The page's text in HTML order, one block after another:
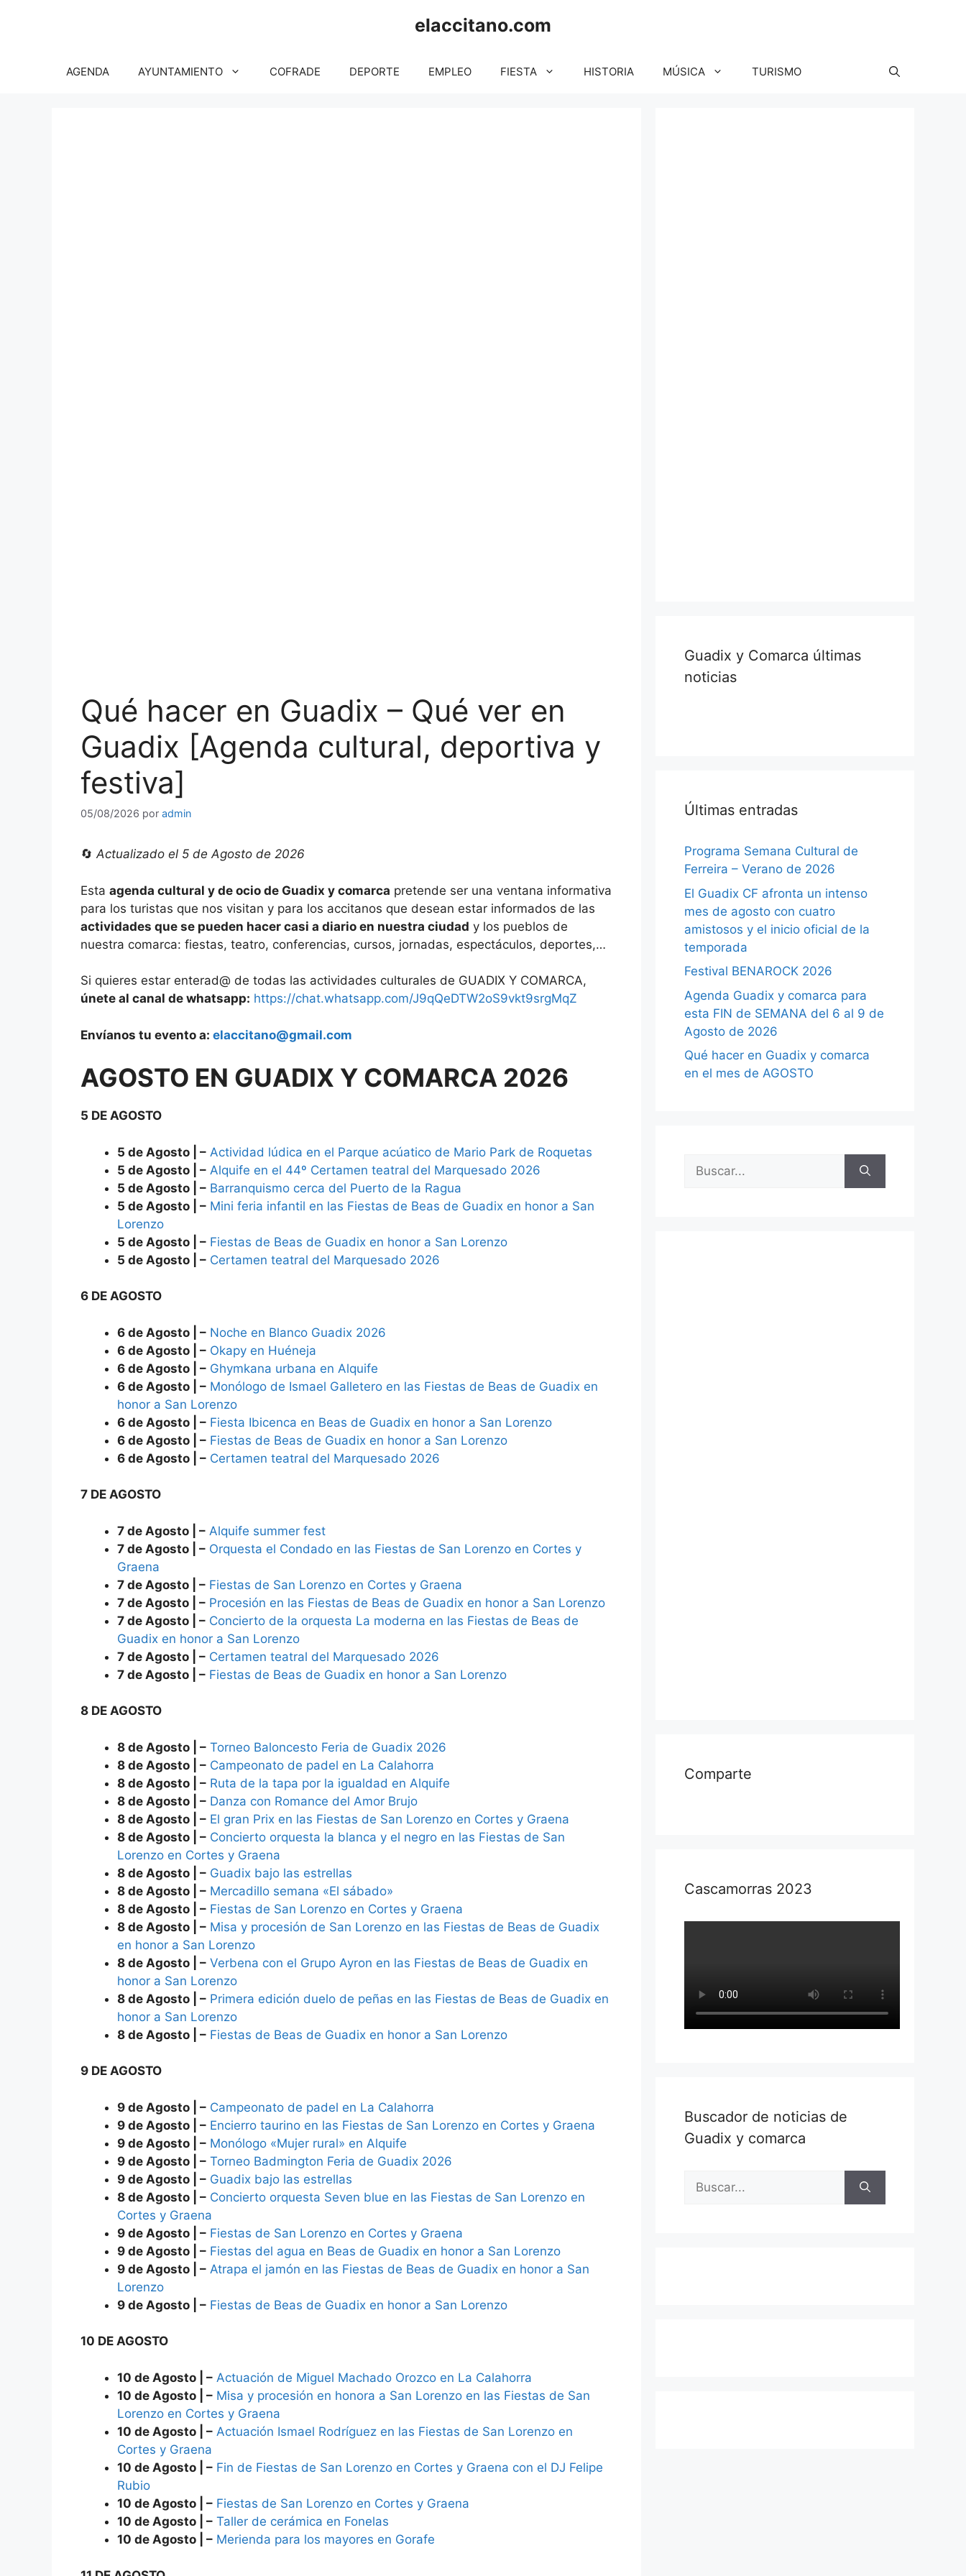
elaccitano.com
AGENDA AYUNTAMIENTO COFRADE DEPORTE EMPLEO FIESTA HISTORIA MÚSICA TURISMO
Qué hacer en Guadix – Qué ver en
Guadix [Agenda cultural, deportiva y
festiva]
05/08/2026 por admin
🔄Actualizado el 5 de Agosto de 2026
Esta agenda cultural y de ocio de Guadix y comarca pretende ser una ventana informativa
para los turistas que nos visitan y para los accitanos que desean estar informados de las
actividades que se pueden hacer casi a diario en nuestra ciudad y los pueblos de
nuestra comarca: fiestas, teatro, conferencias, cursos, jornadas, espectáculos, deportes,…
Si quieres estar enterad@ de todas las actividades culturales de GUADIX Y COMARCA,
únete al canal de whatsapp: https://chat.whatsapp.com/J9qQeDTW2oS9vkt9srgMqZ
Envíanos tu evento a: elaccitano@gmail.com
AGOSTO EN GUADIX Y COMARCA 2026
5 DE AGOSTO
5 de Agosto | – Actividad lúdica en el Parque acúatico de Mario Park de Roquetas
5 de Agosto | – Alquife en el 44º Certamen teatral del Marquesado 2026
5 de Agosto | – Barranquismo cerca del Puerto de la Ragua
5 de Agosto | – Mini feria infantil en las Fiestas de Beas de Guadix en honor a San
Lorenzo
5 de Agosto | – Fiestas de Beas de Guadix en honor a San Lorenzo
5 de Agosto | – Certamen teatral del Marquesado 2026
6 DE AGOSTO
6 de Agosto | – Noche en Blanco Guadix 2026
6 de Agosto | – Okapy en Huéneja
6 de Agosto | – Ghymkana urbana en Alquife
6 de Agosto | – Monólogo de Ismael Galletero en las Fiestas de Beas de Guadix en
honor a San Lorenzo
6 de Agosto | – Fiesta Ibicenca en Beas de Guadix en honor a San Lorenzo
6 de Agosto | – Fiestas de Beas de Guadix en honor a San Lorenzo
6 de Agosto | – Certamen teatral del Marquesado 2026
7 DE AGOSTO
7 de Agosto | – Alquife summer fest
7 de Agosto | – Orquesta el Condado en las Fiestas de San Lorenzo en Cortes y
Graena
7 de Agosto | – Fiestas de San Lorenzo en Cortes y Graena
7 de Agosto | – Procesión en las Fiestas de Beas de Guadix en honor a San Lorenzo
7 de Agosto | – Concierto de la orquesta La moderna en las Fiestas de Beas de
Guadix en honor a San Lorenzo
7 de Agosto | – Certamen teatral del Marquesado 2026
7 de Agosto | – Fiestas de Beas de Guadix en honor a San Lorenzo
8 DE AGOSTO
8 de Agosto | – Torneo Baloncesto Feria de Guadix 2026
8 de Agosto | – Campeonato de padel en La Calahorra
8 de Agosto | – Ruta de la tapa por la igualdad en Alquife
8 de Agosto | – Danza con Romance del Amor Brujo
8 de Agosto | – El gran Prix en las Fiestas de San Lorenzo en Cortes y Graena
8 de Agosto | – Concierto orquesta la blanca y el negro en las Fiestas de San
Lorenzo en Cortes y Graena
8 de Agosto | – Guadix bajo las estrellas
8 de Agosto | – Mercadillo semana «El sábado»
8 de Agosto | – Fiestas de San Lorenzo en Cortes y Graena
8 de Agosto | – Misa y procesión de San Lorenzo en las Fiestas de Beas de Guadix
en honor a San Lorenzo
8 de Agosto | – Verbena con el Grupo Ayron en las Fiestas de Beas de Guadix en
honor a San Lorenzo
8 de Agosto | – Primera edición duelo de peñas en las Fiestas de Beas de Guadix en
honor a San Lorenzo
8 de Agosto | – Fiestas de Beas de Guadix en honor a San Lorenzo
9 DE AGOSTO
9 de Agosto | – Campeonato de padel en La Calahorra
9 de Agosto | – Encierro taurino en las Fiestas de San Lorenzo en Cortes y Graena
9 de Agosto | – Monólogo «Mujer rural» en Alquife
9 de Agosto | – Torneo Badmington Feria de Guadix 2026
9 de Agosto | – Guadix bajo las estrellas
8 de Agosto | – Concierto orquesta Seven blue en las Fiestas de San Lorenzo en
Cortes y Graena
9 de Agosto | – Fiestas de San Lorenzo en Cortes y Graena
9 de Agosto | – Fiestas del agua en Beas de Guadix en honor a San Lorenzo
9 de Agosto | – Atrapa el jamón en las Fiestas de Beas de Guadix en honor a San
Lorenzo
9 de Agosto | – Fiestas de Beas de Guadix en honor a San Lorenzo
10 DE AGOSTO
10 de Agosto | – Actuación de Miguel Machado Orozco en La Calahorra
10 de Agosto | – Misa y procesión en honora a San Lorenzo en las Fiestas de San
Lorenzo en Cortes y Graena
10 de Agosto | – Actuación Ismael Rodríguez en las Fiestas de San Lorenzo en
Cortes y Graena
10 de Agosto | – Fin de Fiestas de San Lorenzo en Cortes y Graena con el DJ Felipe
Rubio
10 de Agosto | – Fiestas de San Lorenzo en Cortes y Graena
10 de Agosto | – Taller de cerámica en Fonelas
10 de Agosto | – Merienda para los mayores en Gorafe
Guadix y Comarca últimas
noticias
Últimas entradas
Programa Semana Cultural de
Ferreira – Verano de 2026
El Guadix CF afronta un intenso
mes de agosto con cuatro
amistosos y el inicio oficial de la
temporada
Festival BENAROCK 2026
Agenda Guadix y comarca para
esta FIN de SEMANA del 6 al 9 de
Agosto de 2026
Qué hacer en Guadix y comarca
en el mes de AGOSTO
Buscar:
Comparte
Cascamorras 2023
Buscador de noticias de
Guadix y comarca
Buscar: